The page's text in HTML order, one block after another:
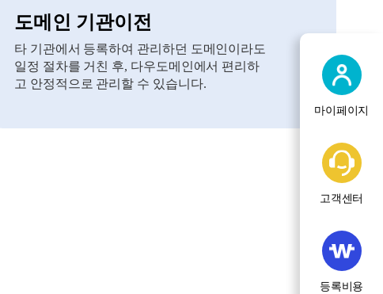
도메인 기관이전
타 기관에서 등록하여 관리하던 도메인이라도
일정 절차를 거친 후, 다우도메인에서 편리하
고 안정적으로 관리할 수 있습니다.
마이페이지
고객센터
등록비용